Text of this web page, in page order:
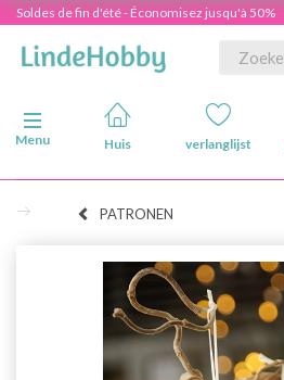
Soldes de fin d'été - Économisez jusqu'à 50%
Navigatie in-/uitschakelen
Menu
Huis verlanglijst
PATRONEN